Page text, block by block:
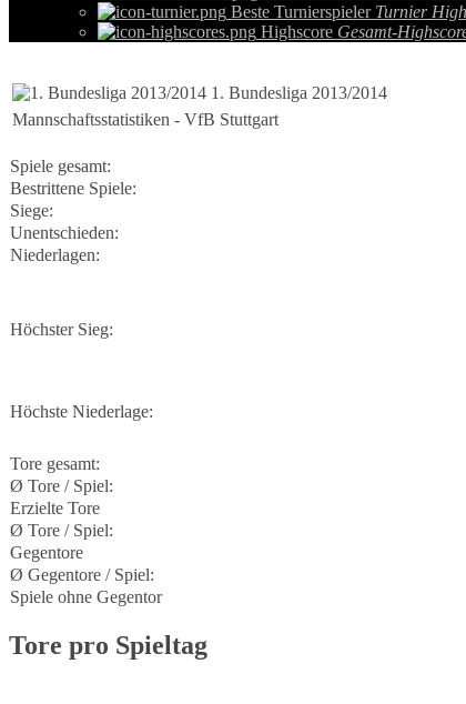
Beste Turnierspieler Turnier
Highscore Gesamt-
1. Bundesliga 2013/2014
Mannschaftsstatistiken - VfB Stuttgart
Spiele gesamt:
Bestrittene Spiele:
Siege:
Unentschieden:
Niederlagen:
Höchster Sieg:
Höchste Niederlage:
Tore gesamt:
Ø Tore / Spiel:
Erzielte Tore
Ø Tore / Spiel:
Gegentore
Ø Gegentore / Spiel:
Spiele ohne Gegentor
Tore pro Spieltag